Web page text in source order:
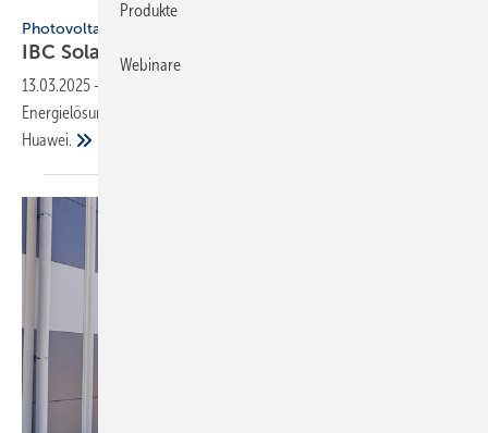
Photovoltaik
IBC Solar und Huawei
13.03.2025 -
Energielösungen sein Portfolio um die FusionSolar-Produktpalette von
Huawei.
Produkte
Webinare